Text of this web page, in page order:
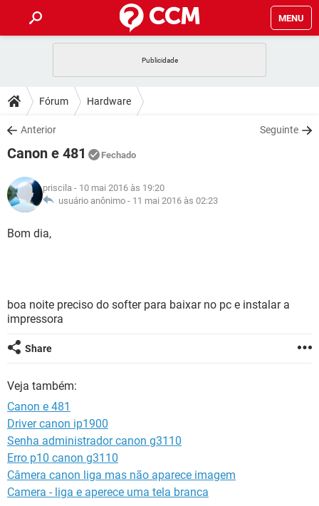
MENU
CELULAR
OUTLOOK
INSTAGRAM
GUIA DE COMPRAS
DICAS
JOGOS
INSTAGRAM
GUIA DE COMPRAS
DOWNLOADS
JOGOS
CELULAR
OUTLOOK EXCEL
INSTAGRAM
JOGOS
CELULAR
OUTLOOK
GLOSSÁRIO
JOGOS
INSTAGRAM GMAIL
GUIA DE COMPRAS
Fórum Hardware
Anterior Seguinte
Canon e 481 Fechado
priscila - 10 mai 2016 às 19:20
usuário anônimo - 11 mai 2016 às 02:23
Bom dia,
boa noite preciso do softer para baixar no pc e instalar a
impressora
Share
Veja também:
Canon e 481
Driver canon ip1900
Senha administrador canon g3110
Erro p10 canon g3110
Câmera canon liga mas não aparece imagem
Camera - liga e aperece uma tela branca